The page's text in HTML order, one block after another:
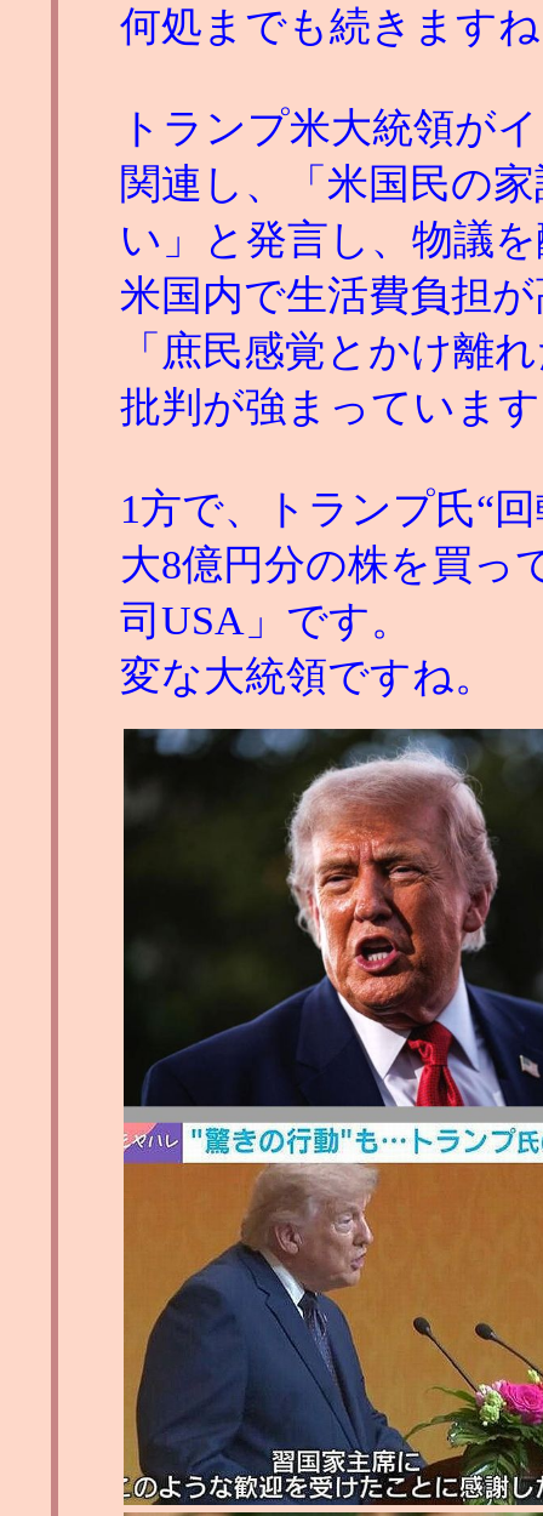
何処までも続きますね
トランプ米大統領が
関連し、「米国民の
い」と発言し、物議
米国内で生活費負担
「庶民感覚とかけ離
批判が強まっていま
1方で、トランプ氏“
大8億円分の株を買っ
司USA」です。
変な大統領ですね。